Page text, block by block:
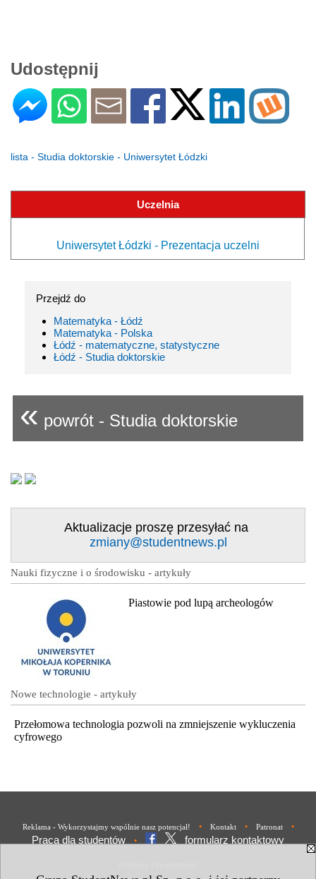
Udostępnij
lista - Studia doktorskie - Uniwersytet Łódzki
Uczelnia
Uniwersytet Łódzki - Prezentacja uczelni
Przejdź do
Matematyka - Łódź
Matematyka - Polska
Łódź - matematyczne, statystyczne
Łódź - Studia doktorskie
« powrót - Studia doktorskie
Aktualizacje proszę przesyłać na
zmiany@studentnews.pl
Nauki fizyczne i o środowisku - artykuły
Piastowie pod lupą archeologów
Nowe technologie - artykuły
Przełomowa technologia pozwoli na zmniejszenie wykluczenia
cyfrowego
Reklama - Wykorzystajmy wspólnie nasz potencjał! • Kontakt • Patronat •
Praca dla studentów • formularz kontaktowy